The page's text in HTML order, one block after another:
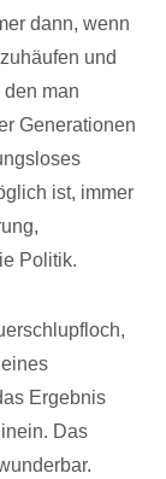
dann, wenn
und
man
Generationen
ist, immer
Politik.
Ergebnis
Das